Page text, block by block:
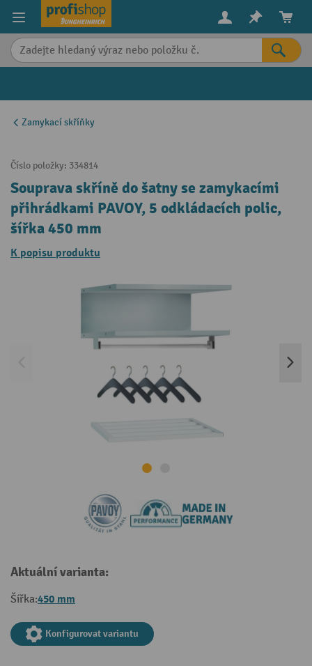
content
Zamykací skříňky
Číslo položky: 334814
Souprava skříně do šatny se zamykacími
přihrádkami PAVOY, 5 odkládacích polic,
šířka 450 mm
K popisu produktu
Aktuální varianta:
Šířka:450 mm
Konfigurovat variantu